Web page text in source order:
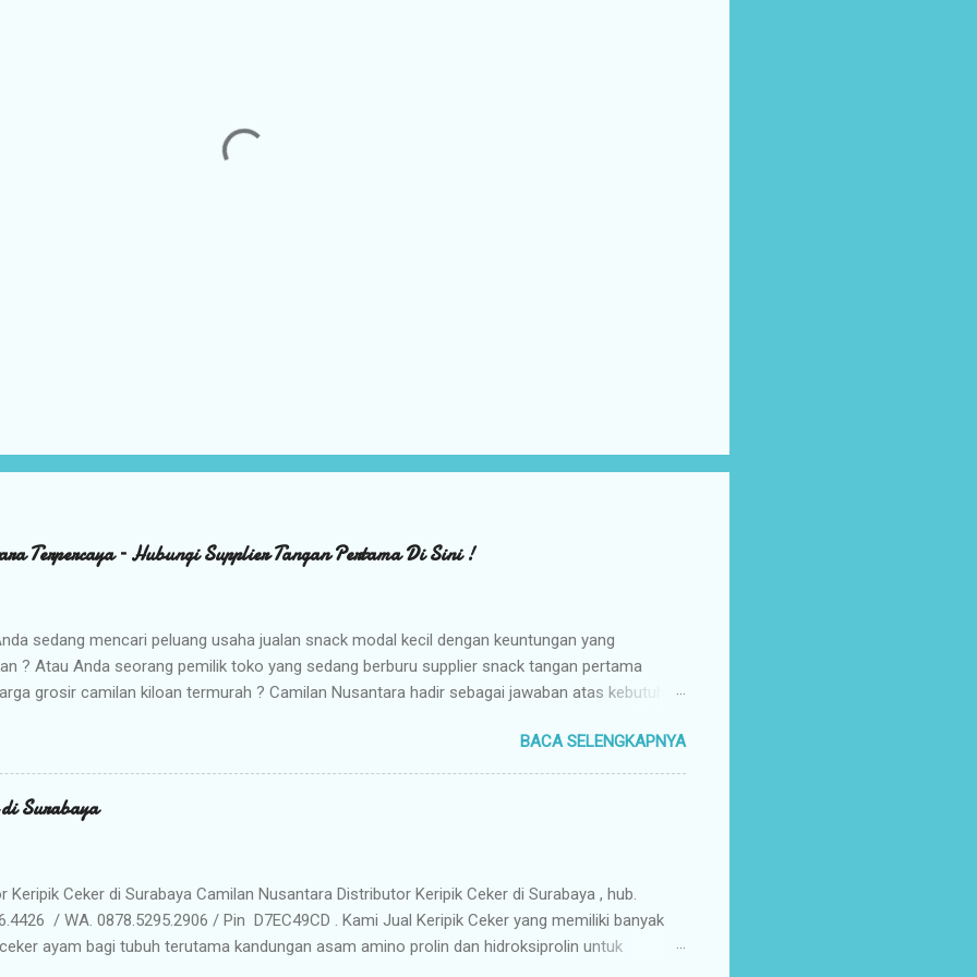
Terpercaya – Hubungi Supplier Tangan Pertama Di Sini !
sedang mencari peluang usaha jualan snack modal kecil dengan keuntungan yang
? Atau Anda seorang pemilik toko yang sedang berburu supplier snack tangan pertama
grosir camilan kiloan termurah ? Camilan Nusantara hadir sebagai jawaban atas kebutuhan
dan camilan kering berkualitas premium langsung dari gudang pusat (tangan pertama).
Camilan Nusantara sebagai Mitra Bisnis Anda ? Harga Grosir Tangan Pertama : Karena
distributor utama, Anda mendapatkan jaminan harga termurah untuk memaksimalkan margin
Anda saat dijual kembali. Kualitas & Rasa Terjamin : Produk dikemas secara higienis, renyah,
BACA SELENGKAPNYA
Surabaya
Keripik Ceker di Surabaya Camilan Nusantara Distributor Keripik Ceker di Surabaya , hub.
/ WA. 0878.5295.2906 / Pin D7EC49CD . Kami Jual Keripik Ceker yang memiliki banyak
ayam bagi tubuh terutama kandungan asam amino prolin dan hidroksiprolin untuk